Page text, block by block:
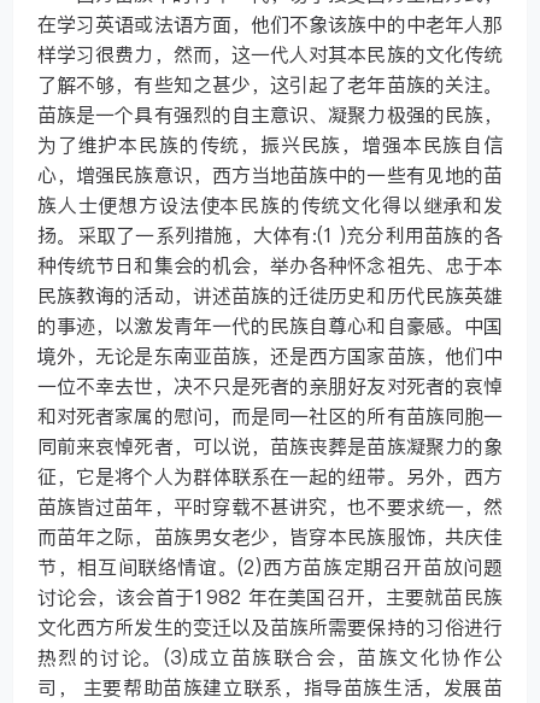
在学习英语或法语方面，他们不象该族中的中老年人那
样学习很费力，然而，这一代人对其本民族的文化传统
了解不够，有些知之甚少，这引起了老年苗族的关注。
苗族是一个具有强烈的自主意识、凝聚力极强的民族，
为了维护本民族的传统，振兴民族，增强本民族自信
心，增强民族意识，西方当地苗族中的一些有见地的苗
族人士便想方设法使本民族的传统文化得以继承和发
扬。采取了一系列措施，大体有:(1 )充分利用苗族的各
种传统节日和集会的机会，举办各种怀念祖先、忠于本
民族教诲的活动，讲述苗族的迁徙历史和历代民族英雄
的事迹，以激发青年一代的民族自尊心和自豪感。中国
境外，无论是东南亚苗族，还是西方国家苗族，他们中
一位不幸去世，决不只是死者的亲朋好友对死者的哀悼
和对死者家属的慰问，而是同一社区的所有苗族同胞一
同前来哀悼死者，可以说，苗族丧葬是苗族凝聚力的象
征，它是将个人为群体联系在一起的纽带。另外，西方
苗族皆过苗年，平时穿载不甚讲究，也不要求统一，然
而苗年之际，苗族男女老少，皆穿本民族服饰，共庆佳
节，相互间联络情谊。(2)西方苗族定期召开苗放问题
讨论会，该会首于1982 年在美国召开，主要就苗民族
文化西方所发生的变迁以及苗族所需要保持的习俗进行
热烈的讨论。(3)成立苗族联合会，苗族文化协作公
司， 主要帮助苗族建立联系，指导苗族生活，发展苗